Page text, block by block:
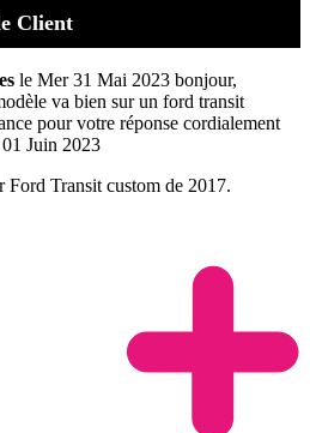
Client
le Mer 31 Mai 2023 bonjour,
va bien sur un ford transit
pour votre réponse cordialement
01 Juin 2023
Transit custom de 2017.